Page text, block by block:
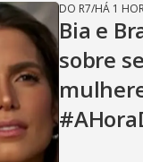
DO R7/HÁ 1
Bia e
sobre